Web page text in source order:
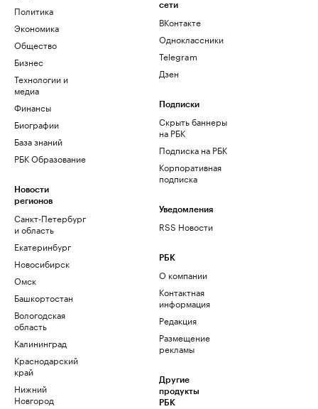
Политика
Экономика
Общество
Бизнес
Технологии и
медиа
Финансы
Биографии
База знаний
РБК Образование
Новости
регионов
Санкт-Петербург
и область
Екатеринбург
Новосибирск
Омск
Башкортостан
Вологодская
область
Калининград
Краснодарский
край
Нижний
Новгород
сети
ВКонтакте
Одноклассники
Telegram
Дзен
Подписки
Скрыть баннеры
на РБК
Подписка на РБК
Корпоративная
подписка
Уведомления
RSS Новости
РБК
О компании
Контактная
информация
Редакция
Размещение
рекламы
Другие
продукты
РБК